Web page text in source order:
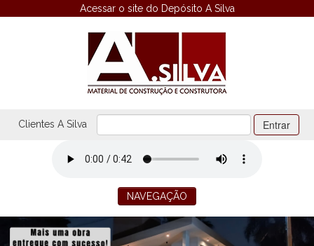
Acessar o site do Depósito A Silva
Clientes A Silva Entrar
NAVEGAÇÃO
EMPRESA
OBRAS EXECUTADAS